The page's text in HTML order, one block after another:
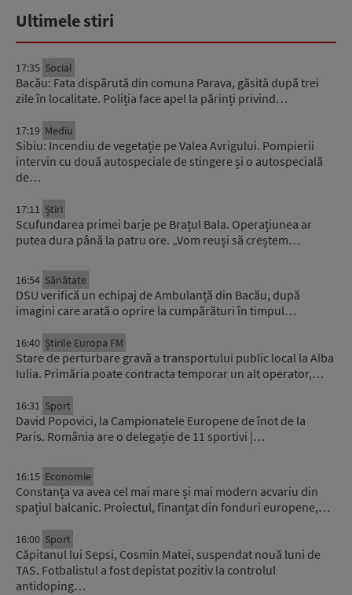
Ultimele stiri
17:35 Social
Bacău: Fata dispărută din comuna Parava, găsită după trei
zile în localitate. Poliția face apel la părinți privind…
17:19 Mediu
Sibiu: Incendiu de vegetație pe Valea Avrigului. Pompierii
intervin cu două autospeciale de stingere și o autospecială
de…
17:11 Știri
Scufundarea primei barje pe Brațul Bala. Operațiunea ar
putea dura până la patru ore. „Vom reuși să creștem…
16:54 Sănătate
DSU verifică un echipaj de Ambulanță din Bacău, după
imagini care arată o oprire la cumpărături în timpul…
16:40 Știrile Europa FM
Stare de perturbare gravă a transportului public local la Alba
Iulia. Primăria poate contracta temporar un alt operator,…
16:31 Sport
David Popovici, la Campionatele Europene de înot de la
Paris. România are o delegație de 11 sportivi |…
16:15 Economie
Constanța va avea cel mai mare și mai modern acvariu din
spațiul balcanic. Proiectul, finanțat din fonduri europene,…
16:00 Sport
Căpitanul lui Sepsi, Cosmin Matei, suspendat nouă luni de
TAS. Fotbalistul a fost depistat pozitiv la controlul
antidoping…